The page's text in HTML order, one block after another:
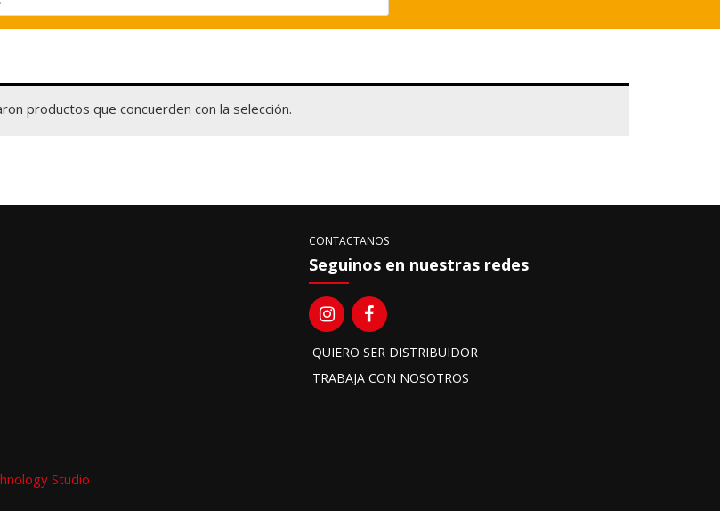
productos que concuerden con la selección.
CONTACTANOS
Seguinos en nuestras redes
QUIERO SER DISTRIBUIDOR
TRABAJA CON NOSOTROS
Studio